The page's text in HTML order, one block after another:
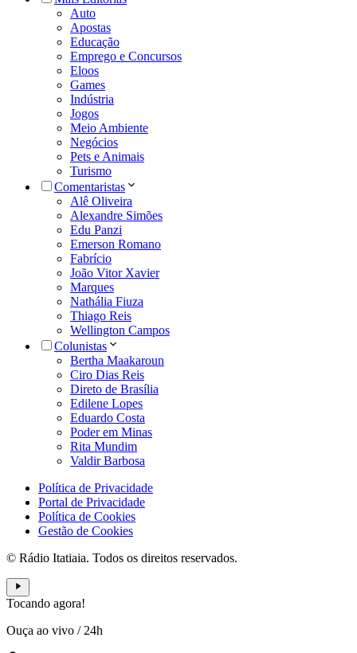
Auto
Apostas
Educação
Emprego e Concursos
Eloos
Games
Indústria
Jogos
Meio Ambiente
Negócios
Pets e Animais
Turismo
Comentaristas
Alê Oliveira
Alexandre Simões
Edu Panzi
Emerson Romano
Fabrício
João Vitor Xavier
Marques
Nathália Fiuza
Thiago Reis
Wellington Campos
Colunistas
Bertha Maakaroun
Ciro Dias Reis
Direto de Brasília
Edilene Lopes
Eduardo Costa
Poder em Minas
Rita Mundim
Valdir Barbosa
Política de Privacidade
Portal de Privacidade
Política de Cookies
Gestão de Cookies
© Rádio Itatiaia. Todos os direitos reservados.
Tocando agora!
Ouça ao vivo / 24h